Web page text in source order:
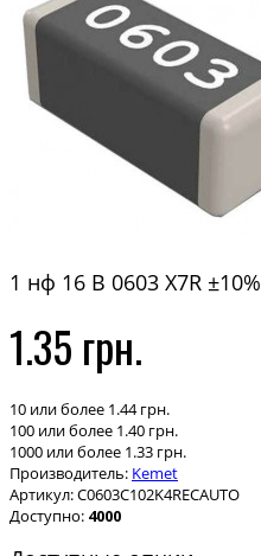
1 нф 16 В 0603 X7R ±10%
1.35 грн.
10 или более 1.44 грн.
100 или более 1.40 грн.
1000 или более 1.33 грн.
Производитель: Kemet
Артикул:C0603C102K4RECAUTO
Доступно: 4000